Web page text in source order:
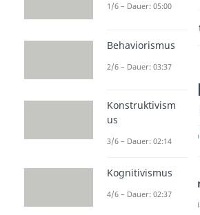
Was ist
zur Stelle
(00:12)
Gewaltfreie
eine
1/6 – Dauer: 05:00
Behaviorismus
2/6 – Dauer: 03:37
Konstruktivism
us
3/6 – Dauer: 02:14
Kognitivismus
4/6 – Dauer: 02:37